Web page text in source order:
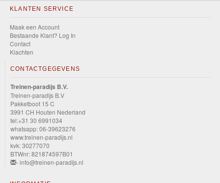
KLANTEN SERVICE
Maak een Account
Bestaande Klant? Log In
Contact
Klachten
CONTACTGEGEVENS
Treinen-paradijs B.V.
Treinen-paradijs B.V
Pakketboot 15 C
3991 CH Houten Nederland
tel:+31 30 6991034
whatsapp: 06-39623276
www.treinen-paradijs.nl
kvk: 30277070
BTWnr: 821874597B01
- info@treinen-paradijs.nl